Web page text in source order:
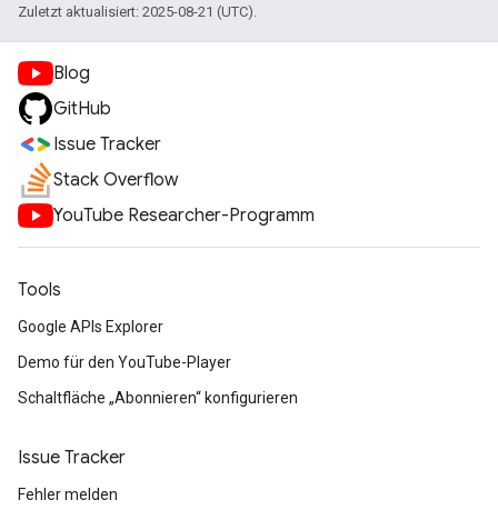
Zuletzt aktualisiert: 2025-08-21 (UTC).
Blog
GitHub
Issue Tracker
Stack Overflow
YouTube Researcher-Programm
Tools
Google APIs Explorer
Demo für den YouTube-Player
Schaltfläche „Abonnieren“ konfigurieren
Issue Tracker
Fehler melden